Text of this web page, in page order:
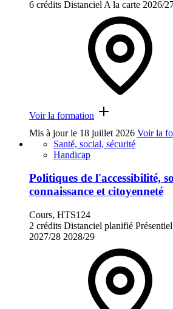
6 crédits Distanciel A la carte 2026/
Voir la formation
Mis à jour le 18 juillet 2026 Voir la
Santé, social, sécurité
Handicap
Politiques de l'accessibilité,
connaissance et citoyenneté
Cours, HTS124
2 crédits Distanciel planifié Présentiel
2027/28 2028/29